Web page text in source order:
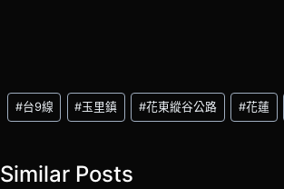
Post
Tags:
#台9線 #玉里鎮 #花東縱谷公路 #花蓮
Similar Posts